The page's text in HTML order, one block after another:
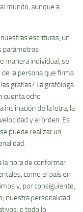
mundo, aunque a
escrituras, un
parámetros
manera individual, se
la persona que firma
grafías? La grafóloga
cuenta ocho
inclinación de la letra, la
y el orden. Es
puede realizar un
hora de conformar
como el país en
y, por consiguiente,
nuestra personalidad,
o todo lo